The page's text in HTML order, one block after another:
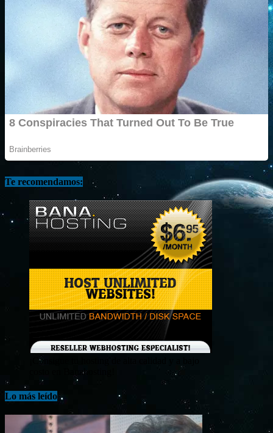
Te recomendamos:
¡Consigue tu hosting de alta calidad y a bajo
costo en Banahosting!
Lo más leído